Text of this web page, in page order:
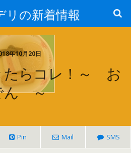
リの新着情報
年10月20日
たらコレ！～ お
ん ～
Pin Mail SMS